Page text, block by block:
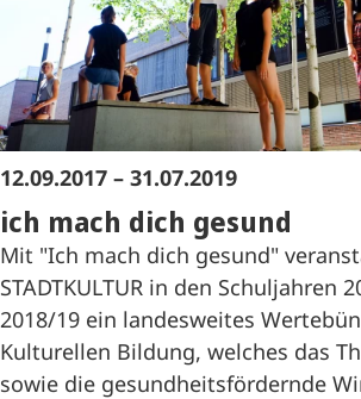
12.09.2017 – 31.07.2019
ich mach dich gesund
Mit "Ich mach dich gesund"
STADTKULTUR in den Schuljahren
2018/19 ein landesweites
Kulturellen Bildung, welches das
sowie die gesundheitsfördernde